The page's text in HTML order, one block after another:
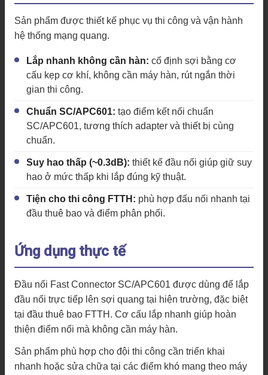
Sản phẩm được thiết kế phục vụ thi công và vận hành
hệ thống mạng quang.
Lắp nhanh không cần hàn: cố định sợi bằng cơ
cấu kẹp cơ khí, không cần máy hàn, rút ngắn thời
gian thi công.
Chuẩn SC/APC601: tạo điểm kết nối chuẩn
SC/APC601, tương thích adapter và thiết bị cùng
chuẩn.
Suy hao thấp (~0.3dB): thiết kế đầu nối giúp giữ suy
hao ở mức thấp khi lắp đúng kỹ thuật.
Tiện cho thi công FTTH: phù hợp đấu nối nhanh tại
đầu thuê bao và điểm phân phối.
Ứng dụng thực tế
Đầu nối Fast Connector SC/APC601 được dùng để lắp
đầu nối trực tiếp lên sợi quang tại hiện trường, đặc biệt
tại đầu thuê bao FTTH. Cơ cấu lắp nhanh giúp hoàn
thiện điểm nối mà không cần máy hàn.
Sản phẩm phù hợp cho đội thi công cần triển khai
nhanh hoặc sửa chữa tại các điểm khó mang theo máy